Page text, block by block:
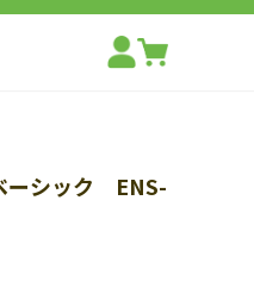
ーシック ENS-